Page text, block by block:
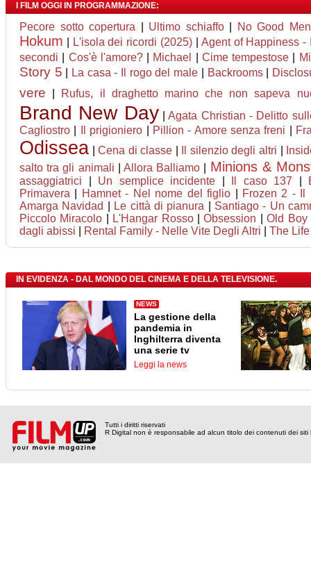
I FILM OGGI IN PROGRAMMAZIONE:
Pecore sotto copertura Ultimo schiaffo| No Good Men
Hokum L'isola dei ricordi (2025)
Agent of Happiness
secondi
Cos'è l'amore?| Michael Cime tempestose
Story 5 La casa - Il rogo del male Backrooms|
vere Rufus, il draghetto marino che non sapeva
Brand New Day |Agata Christian - Delitto
Cagliostro
Il prigioniero Pillion - Amore senza freni
Odissea |Cena di classe Il silenzio degli altri
salto tra gli animali
Allora Balliamo Minions &
assaggiatrici Un semplice incidente Il caso 137
Primavera
Hamnet - Nel nome del figlio
Frozen 2 - Il
Amarga Navidad
Le città di pianura
Santiago - Un
Piccolo Miracolo
L'Hangar Rosso|Obsession |Old Boy
dagli abissi
Rental Family - Nelle Vite Degli Altri The
IN EVIDENZA - DAL MONDO DEL CINEMA E DELLA TELEVISIONE.
NEWS
La gestione della
pandemia in
Inghilterra diventa
una serie tv
Leggi la news
Tutti i diritti riservati
R Digital non è responsabile ad alcun titolo dei contenuti dei siti